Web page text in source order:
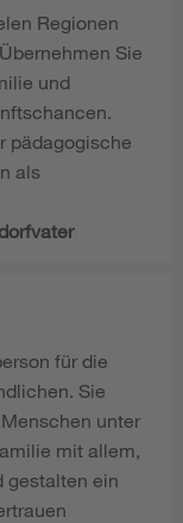
Regionen
Sie
und
pädagogische
als
für die
Sie
unter
mit allem,
gestalten ein